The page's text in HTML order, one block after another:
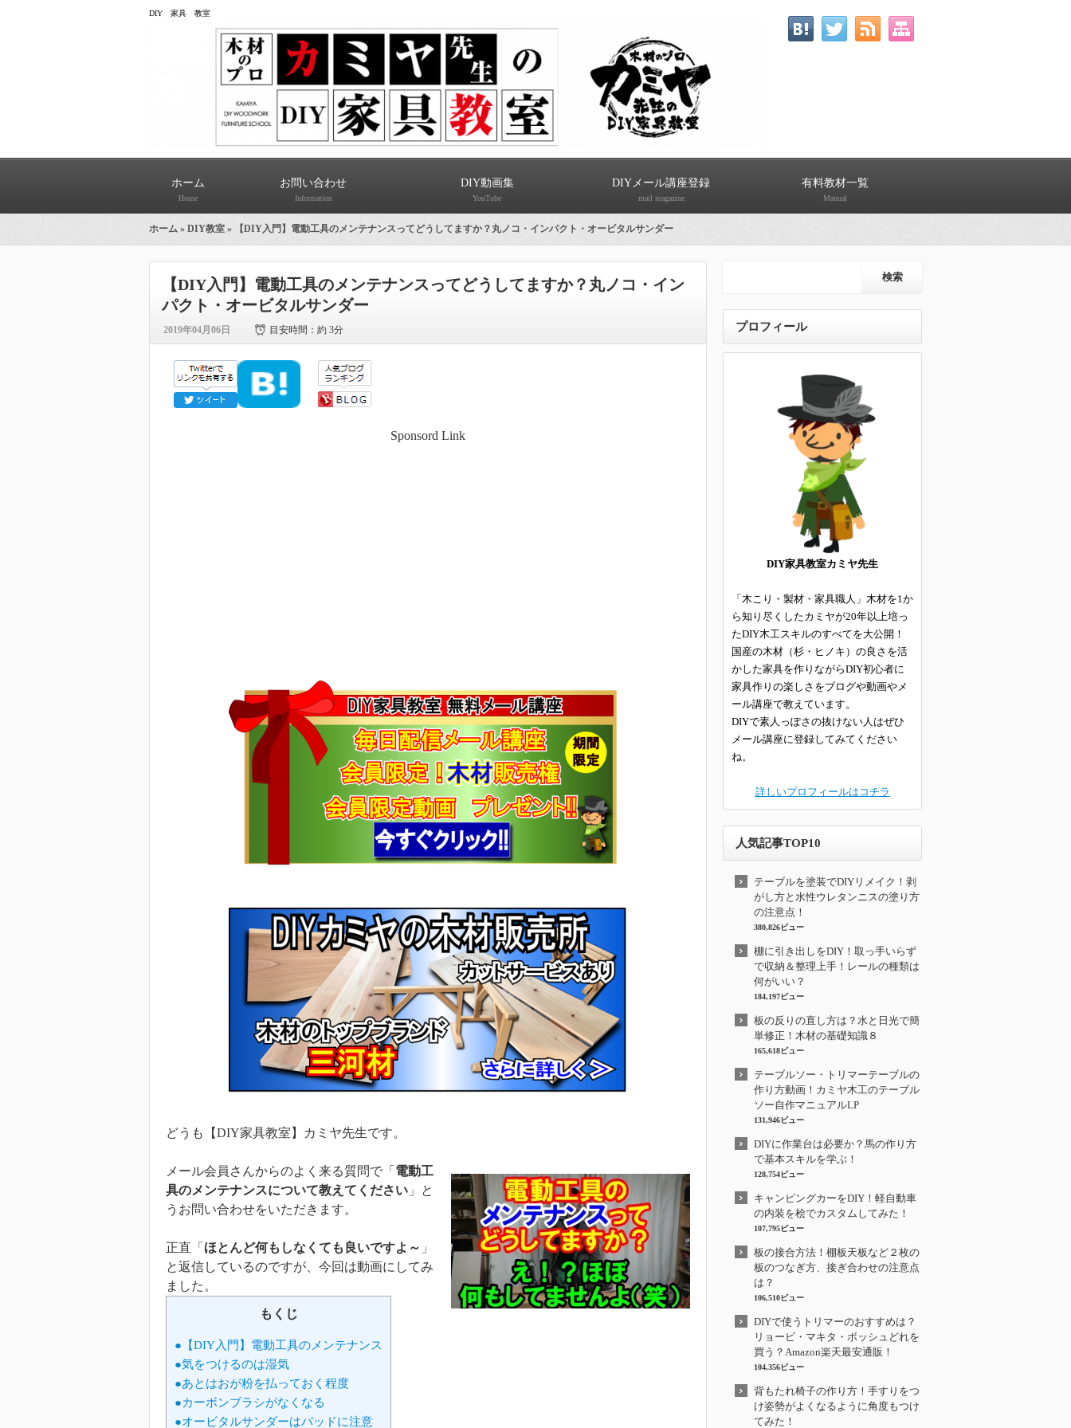
DIY 家具 教室
ホーム
Home
お問い合わせ
Information
DIY動画集
YouTube
DIYメール講座登録
mail magazine
有料教材一覧
Manual
ホーム » DIY教室 » 【DIY入門】電動工具のメンテナンスってどうしてますか？丸ノコ・インパクト・オービタルサンダー
【DIY入門】電動工具のメンテナンスってどうしてますか？丸ノコ・イン
パクト・オービタルサンダー
2019年04月06日 目安時間：約 3分
Sponsord Link
どうも【DIY家具教室】カミヤ先生です。
メール会員さんからのよく来る質問で「 電動工
具のメンテナンスについて教えてください 」と
うお問い合わせをいただきます。
正直「 ほとんど何もしなくても良いですよ～ 」
と返信しているのですが、今回は動画にしてみ
ました。
もくじ
●【DIY入門】電動工具のメンテナンス
●気をつけるのは湿気
●あとはおが粉を払っておく程度
●カーボンブラシがなくなる
●オービタルサンダーはパッドに注意
プロフィール
DIY家具教室カミヤ先生
「木こり・製材・家具職人」木材を1か
ら知り尽くしたカミヤが20年以上培っ
たDIY木工スキルのすべてを大公開！
国産の木材（杉・ヒノキ）の良さを活
かした家具を作りながらDIY初心者に
家具作りの楽しさをブログや動画やメ
ール講座で教えています。
DIYで素人っぽさの抜けない人はぜひ
メール講座に登録してみてください
ね。
詳しいプロフィールはコチラ
人気記事TOP10
テーブルを塗装でDIYリメイク！剥
がし方と水性ウレタンニスの塗り方
の注意点！
380,826ビュー
棚に引き出しをDIY！取っ手いらず
で収納＆整理上手！レールの種類は
何がいい？
184,197ビュー
板の反りの直し方は？水と日光で簡
単修正！木材の基礎知識８
165,618ビュー
テーブルソー・トリマーテーブルの
作り方動画！カミヤ木工のテーブル
ソー自作マニュアルLP
131,946ビュー
DIYに作業台は必要か？馬の作り方
で基本スキルを学ぶ！
128,754ビュー
キャンピングカーをDIY！軽自動車
の内装を桧でカスタムしてみた！
107,795ビュー
板の接合方法！棚板天板など２枚の
板のつなぎ方、接ぎ合わせの注意点
は？
106,510ビュー
DIYで使うトリマーのおすすめは？
リョービ・マキタ・ボッシュどれを
買う？Amazon楽天最安通販！
104,356ビュー
背もたれ椅子の作り方！手すりをつ
け姿勢がよくなるように角度もつけ
てみた！